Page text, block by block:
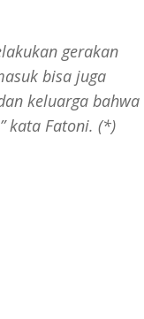
gerakan
bisa juga
keluarga bahwa
kata Fatoni. (*)